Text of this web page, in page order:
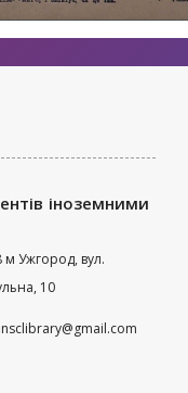
іноземними
м Ужгород, вул.
10